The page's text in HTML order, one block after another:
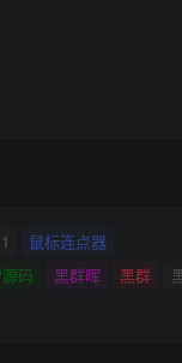
鼠标连点器
码 黑群晖 黑群